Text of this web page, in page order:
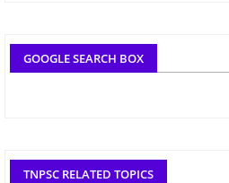
GOOGLE SEARCH BOX
TNPSC RELATED TOPICS